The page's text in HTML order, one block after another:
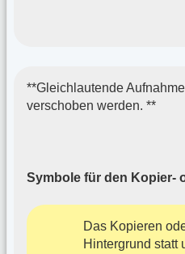
**Gleichlautende
verschoben werden. **
Symbole für den Kopier-
Das Kopieren
Hintergrund statt